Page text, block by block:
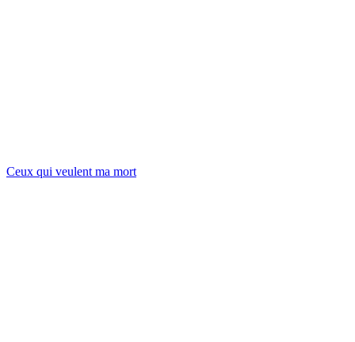
Ceux qui veulent ma mort